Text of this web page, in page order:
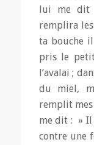
lui me dit
remplira
ta bouche
pris le
l’avalai ;
du miel,
remplit mes
me dit : » Il
contre une